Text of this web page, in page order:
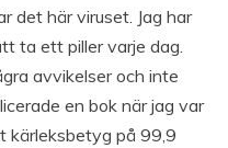
det här viruset. Jag har
ta ett piller varje dag.
avvikelser och inte
en bok när jag var
kärleksbetyg på 99,9